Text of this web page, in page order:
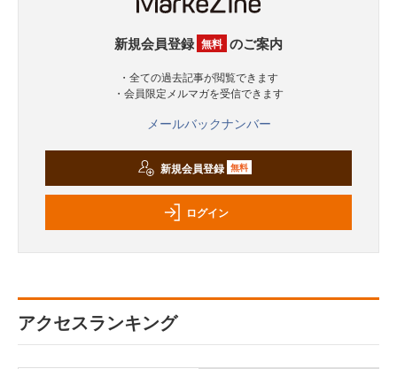
新規会員登録 無料 のご案内
・全ての過去記事が閲覧できます
・会員限定メルマガを受信できます
メールバックナンバー
新規会員登録 無料
ログイン
アクセスランキング